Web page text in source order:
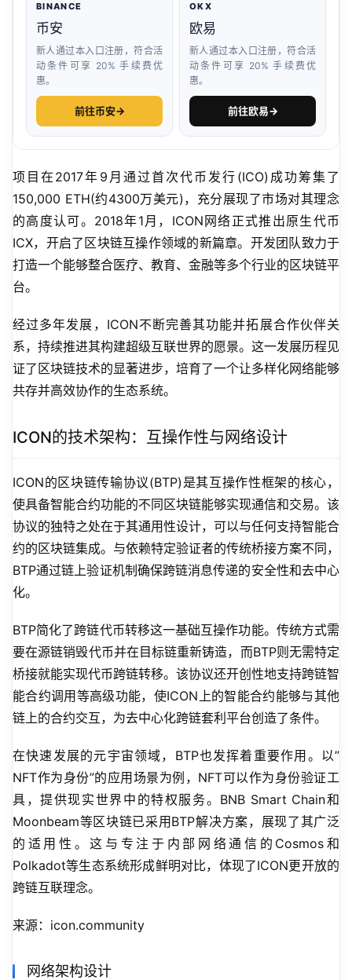
BINANCE
币安
新人通过本入口注册，符合活
动条件可享 20% 手续费优
惠。
前往币安→
OKX
欧易
新人通过本入口注册，符合活
动条件可享 20% 手续费优
惠。
前往欧易→
项目在2017年9月通过首次代币发行(ICO)成功筹集了
150,000 ETH(约4300万美元)，充分展现了市场对其理念
的高度认可。2018年1月，ICON网络正式推出原生代币
ICX，开启了区块链互操作领域的新篇章。开发团队致力于
打造一个能够整合医疗、教育、金融等多个行业的区块链平
台。
经过多年发展，ICON不断完善其功能并拓展合作伙伴关
系，持续推进其构建超级互联世界的愿景。这一发展历程见
证了区块链技术的显著进步，培育了一个让多样化网络能够
共存并高效协作的生态系统。
ICON的技术架构：互操作性与网络设计
ICON的区块链传输协议(BTP)是其互操作性框架的核心，
使具备智能合约功能的不同区块链能够实现通信和交易。该
协议的独特之处在于其通用性设计，可以与任何支持智能合
约的区块链集成。与依赖特定验证者的传统桥接方案不同，
BTP通过链上验证机制确保跨链消息传递的安全性和去中心
化。
BTP简化了跨链代币转移这一基础互操作功能。传统方式需
要在源链销毁代币并在目标链重新铸造，而BTP则无需特定
桥接就能实现代币跨链转移。该协议还开创性地支持跨链智
能合约调用等高级功能，使ICON上的智能合约能够与其他
链上的合约交互，为去中心化跨链套利平台创造了条件。
在快速发展的元宇宙领域，BTP也发挥着重要作用。以”
NFT作为身份”的应用场景为例，NFT可以作为身份验证工
具，提供现实世界中的特权服务。BNB Smart Chain和
Moonbeam等区块链已采用BTP解决方案，展现了其广泛
的适用性。这与专注于内部网络通信的Cosmos和
Polkadot等生态系统形成鲜明对比，体现了ICON更开放的
跨链互联理念。
来源：icon.community
网络架构设计